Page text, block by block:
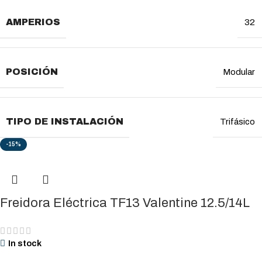
AMPERIOS 32
POSICIÓN Modular
TIPO DE INSTALACIÓN Trifásico
-15%
Freidora Eléctrica TF13 Valentine 12.5/14L
In stock